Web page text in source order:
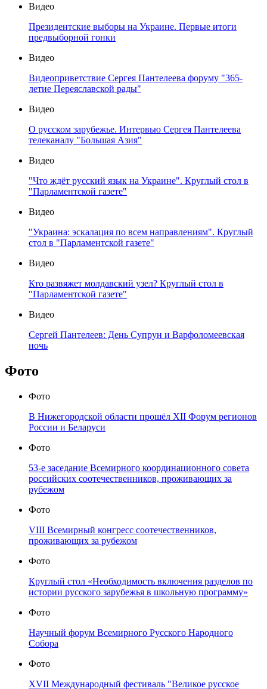
Видео
Президентские выборы на Украине. Первые итоги
предвыборной гонки
Видео
Видеоприветствие Сергея Пантелеева форуму "365-
летие Переяславской рады"
Видео
О русском зарубежье. Интервью Сергея Пантелеева
телеканалу "Большая Азия"
Видео
"Что ждёт русский язык на Украине". Круглый стол в
"Парламентской газете"
Видео
"Украина: эскалация по всем направлениям". Круглый
стол в "Парламентской газете"
Видео
Кто развяжет молдавский узел? Круглый стол в
"Парламентской газете"
Видео
Сергей Пантелеев: День Супрун и Варфоломеевская
ночь
Фото
Фото
В Нижегородской области прошёл XII Форум регионов
России и Беларуси
Фото
53-е заседание Всемирного координационного совета
российских соотечественников, проживающих за
рубежом
Фото
VIII Всемирный конгресс соотечественников,
проживающих за рубежом
Фото
Круглый стол «Необходимость включения разделов по
истории русского зарубежья в школьную программу»
Фото
Научный форум Всемирного Русского Народного
Собора
Фото
XVII Международный фестиваль "Великое русское